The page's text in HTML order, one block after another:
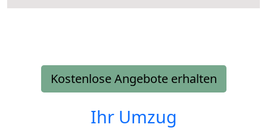
Kostenlose Angebote erhalten
Ihr Umzug